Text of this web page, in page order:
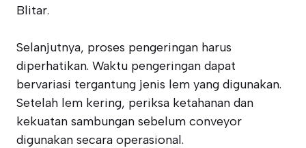
Blitar.
Selanjutnya, proses pengeringan harus
diperhatikan. Waktu pengeringan dapat
bervariasi tergantung jenis lem yang digunakan.
Setelah lem kering, periksa ketahanan dan
kekuatan sambungan sebelum conveyor
digunakan secara operasional.